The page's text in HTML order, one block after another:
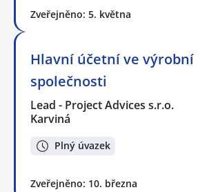
Zveřejněno: 5. května
Hlavní účetní ve výrobní
společnosti
Lead - Project Advices s.r.o.
Karviná
Plný úvazek
Zveřejněno: 10. března